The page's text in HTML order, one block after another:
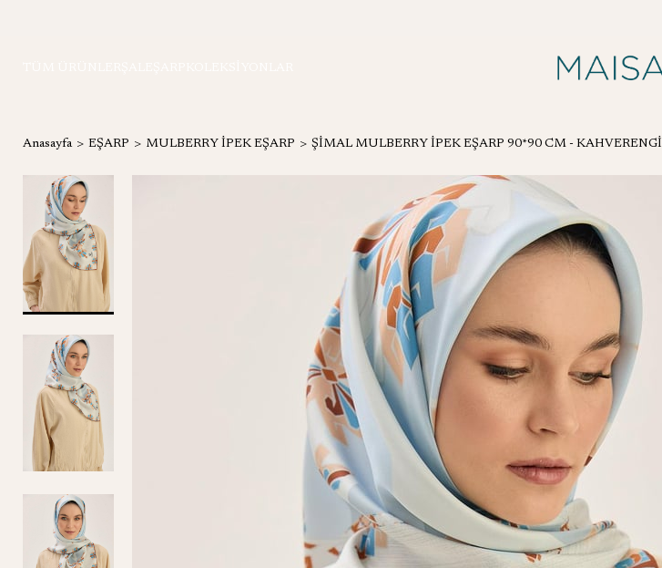
Anasayfa EŞARP MULBERRY İPEK EŞARP ŞİMAL MULBERRY İPEK EŞARP 90*90 CM - KAHVERENGİ